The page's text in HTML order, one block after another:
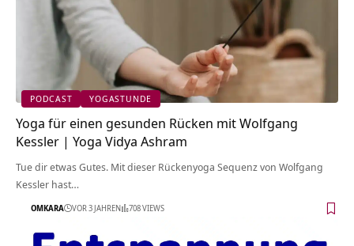
PODCAST YOGASTUNDE
Yoga für einen gesunden Rücken mit Wolfgang
Kessler | Yoga Vidya Ashram
Tue dir etwas Gutes. Mit dieser Rückenyoga Sequenz von Wolfgang
Kessler hast…
OMKARA VOR 3 JAHREN 708 VIEWS